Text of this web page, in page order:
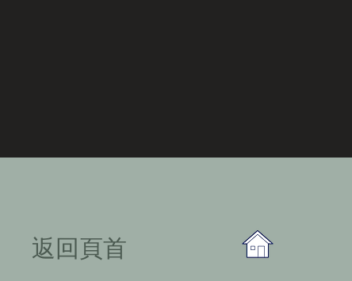
​返回頁首